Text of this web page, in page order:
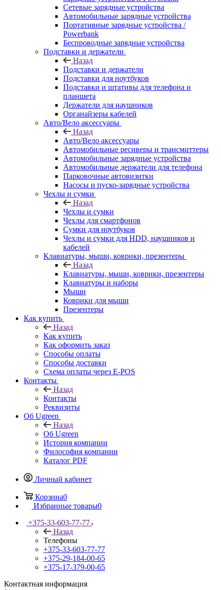
Сетевые зарядные устройства
Автомобильные зарядные устройства
Портативные зарядные устройства /
Powerbank
Беспроводные зарядные устройства
Подставки и держатели
Назад
Подставки и держатели
Подставки для ноутбуков
Подставки и штативы для телефона и
планшета
Держатели для наушников
Органайзеры кабелей
Авто/Вело аксессуары
Назад
Авто/Вело аксессуары
Автомобильные ресиверы и трансмиттеры
Автомобильные зарядные устройства
Автомобильные держатели для телефона
Парковочные автовизитки
Насосы и пуско-зарядные устройства
Чехлы и сумки
Назад
Чехлы и сумки
Чехлы для смартфонов
Сумки для ноутбуков
Чехлы и сумки для HDD, наушников и
кабелей
Клавиатуры, мыши, коврики, презентеры
Назад
Клавиатуры, мыши, коврики, презентеры
Клавиатуры и наборы
Мыши
Коврики для мыши
Презентеры
Как купить
Назад
Как купить
Как оформить заказ
Способы оплаты
Способы доставки
Схема оплаты через E-POS
Контакты
Назад
Контакты
Реквизиты
Об Ugreen
Назад
Об Ugreen
История компании
Философия компании
Каталог PDF
Личный кабинет
Корзина0
Избранные товары0
+375-33-603-77-77
Назад
Телефоны
+375-33-603-77-77
+375-29-184-00-65
+375-17-379-00-65
Контактная информация